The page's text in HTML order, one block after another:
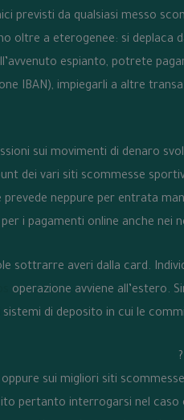
previsti da qualsiasi messo
a eterogenee: si deplaca
espianto, potrete
IBAN), impiegarli a altre
sui movimenti di denaro
dei vari siti scommesse
neppure per entrata
i pagamenti online anche nei
sottrarre averi dalla card.
operazione avviene all’estero.
di deposito in cui le
sui migliori siti
pertanto interrogarsi nel